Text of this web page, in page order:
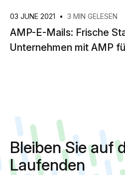
03 JUNE 2021 • 3 MIN GELESEN
AMP-E-Mails: Frische
Unternehmen mit AMP
Bleiben Sie auf
Laufenden